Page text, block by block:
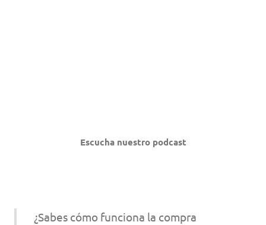
Escucha nuestro podcast
¿Sabes cómo funciona la compra